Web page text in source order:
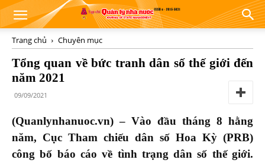
Trang chủ Chuyên mục
Tổng quan về bức tranh dân số thế giới đến
năm 2021
09/09/2021
(Quanlynhanuoc.vn) – Vào đầu tháng 8 hằng
năm, Cục Tham chiếu dân số Hoa Kỳ (PRB)
công bố báo cáo về tình trạng dân số thế giới.